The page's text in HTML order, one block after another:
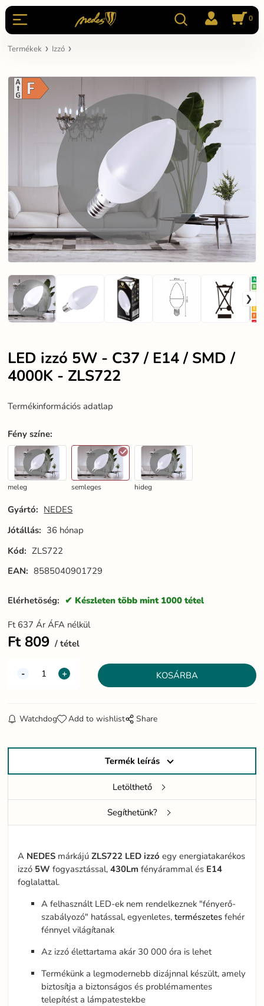
0
Termékek Izzó
LED izzó 5W - C37 / E14 / SMD /
4000K - ZLS722
Termékinformációs adatlap
Fény színe:
meleg semleges hideg
Gyártó: NEDES
Jótállás: 36 hónap
Kód: ZLS722
EAN: 8585040901729
Elérhetöség: Készleten több mint 1000 tétel
Ft 637 Ár ÁFA nélkül
Ft 809 tétel
Watchdog Add to wishlist Share
Termék leírás
Letölthető
Segíthetünk?
A NEDES márkájúZLS722 LED izzó egy energiatakarékos
izzó 5W fogyasztással,430Lm fényárammal és E14
foglalattal.
A felhasznált LED-ek nem rendelkeznek "fényerő-
szabályozó" hatással, egyenletes,természetesfehér
fénnyel világítanak
Az izzó élettartama akár 30 000 óra is lehet
Termékünk a legmodernebb dizájnnal készült, amely
biztosítja a biztonságos és problémamentes
telepítést a lámpatestekbe